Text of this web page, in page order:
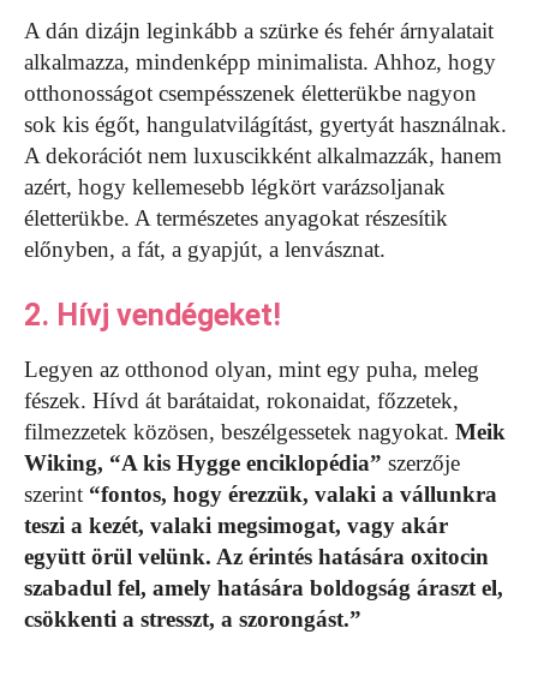
A dán dizájn leginkább a szürke és fehér árnyalatait
alkalmazza, mindenképp minimalista. Ahhoz, hogy
otthonosságot csempésszenek életterükbe nagyon
sok kis égőt, hangulatvilágítást, gyertyát használnak.
A dekorációt nem luxuscikként alkalmazzák, hanem
azért, hogy kellemesebb légkört varázsoljanak
életterükbe. A természetes anyagokat részesítik
előnyben, a fát, a gyapjút, a lenvásznat.
2. Hívj vendégeket!
Legyen az otthonod olyan, mint egy puha, meleg
fészek. Hívd át barátaidat, rokonaidat, főzzetek,
filmezzetek közösen, beszélgessetek nagyokat. Meik
Wiking, “A kis Hygge enciklopédia” szerzője
szerint “fontos, hogy érezzük, valaki a vállunkra
teszi a kezét, valaki megsimogat, vagy akár
együtt örül velünk. Az érintés hatására oxitocin
szabadul fel, amely hatására boldogság áraszt el,
csökkenti a stresszt, a szorongást.”